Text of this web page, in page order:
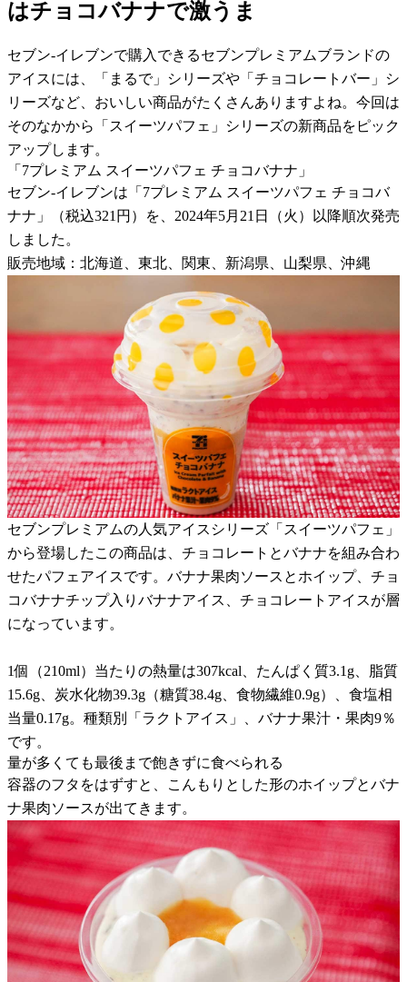
はチョコバナナで激うま
セブン-イレブンで購入できるセブンプレミアムブランドの
アイスには、「まるで」シリーズや「チョコレートバー」シ
リーズなど、おいしい商品がたくさんありますよね。今回は
そのなかから「スイーツパフェ」シリーズの新商品をピック
アップします。
「7プレミアム スイーツパフェ チョコバナナ」
セブン-イレブンは「7プレミアム スイーツパフェ チョコバ
ナナ」（税込321円）を、2024年5月21日（火）以降順次発売
しました。
販売地域：北海道、東北、関東、新潟県、山梨県、沖縄
セブンプレミアムの人気アイスシリーズ「スイーツパフェ」
から登場したこの商品は、チョコレートとバナナを組み合わ
せたパフェアイスです。バナナ果肉ソースとホイップ、チョ
コバナナチップ入りバナナアイス、チョコレートアイスが層
になっています。
1個（210ml）当たりの熱量は307kcal、たんぱく質3.1g、脂質
15.6g、炭水化物39.3g（糖質38.4g、食物繊維0.9g）、食塩相
当量0.17g。種類別「ラクトアイス」、バナナ果汁・果肉9％
です。
量が多くても最後まで飽きずに食べられる
容器のフタをはずすと、こんもりとした形のホイップとバナ
ナ果肉ソースが出てきます。